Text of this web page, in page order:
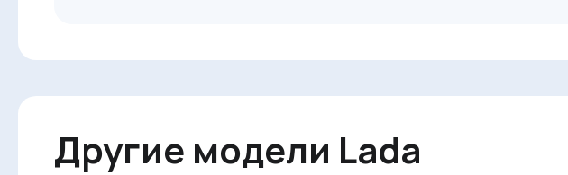
Другие модели Lada